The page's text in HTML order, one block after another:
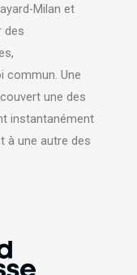
Milan et
des
commun. Une
une des
instantanément
à une autre des